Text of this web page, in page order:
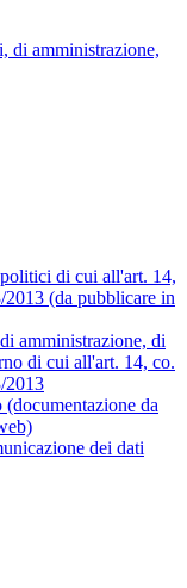
di amministrazione,
di cui all'art. 14,
(da pubblicare in
amministrazione, di
di cui all'art. 14, co.
2013
da
dei dati